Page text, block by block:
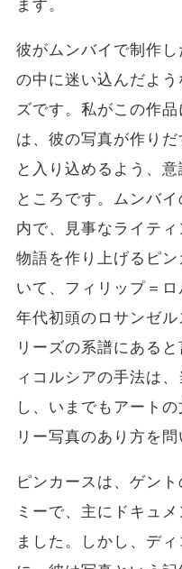
ます。
彼がムンバイで制作し
の中に迷い込んだよ
ズです。私がこの作
は、彼の写真が作り
と入り込めるよう、
ところです。ムンバ
内で、見事なライテ
物語を作り上げるピ
いて、フィリップ＝
年代初頭のロサンゼ
リーズの系譜にある
ィコルシアの手法は
し、いまでもアート
リー写真のあり方を問
ピンカースは、ゲン
ミーで、主にドキュ
ました。しかし、デ